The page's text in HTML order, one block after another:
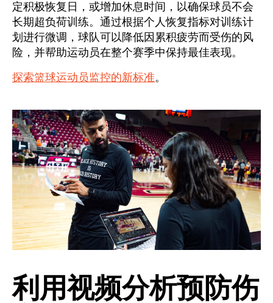
定积极恢复日，或增加休息时间，以确保球员不会
长期超负荷训练。通过根据个人恢复指标对训练计
划进行微调，球队可以降低因累积疲劳而受伤的风
险，并帮助运动员在整个赛季中保持最佳表现。
探索篮球运动员监控的新标准。
利用视频分析预防伤